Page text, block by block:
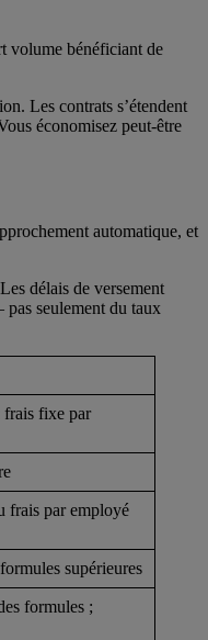
volume bénéficiant de
Les contrats s’étendent
économisez peut-être
automatique, et
délais de versement
seulement du taux
frais fixe par
frais par employé
supérieures
formules ;